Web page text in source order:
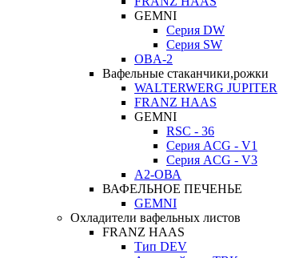
GEMNI
Серия DW
Серия SW
OBA-2
Вафельные стаканчики,рожки
WALTERWERG JUPITER
FRANZ HAAS
GEMNI
RSC - 36
Серия ACG - V1
Серия ACG - V3
А2-ОВА
ВАФЕЛЬНОЕ ПЕЧЕНЬЕ
GEMNI
Охладители вафельных листов
FRANZ HAAS
Тип DEV